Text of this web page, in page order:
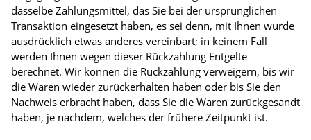
dasselbe Zahlungsmittel, das Sie bei der ursprünglichen
Transaktion eingesetzt haben, es sei denn, mit Ihnen wurde
ausdrücklich etwas anderes vereinbart; in keinem Fall
werden Ihnen wegen dieser Rückzahlung Entgelte
berechnet. Wir können die Rückzahlung verweigern, bis wir
die Waren wieder zurückerhalten haben oder bis Sie den
Nachweis erbracht haben, dass Sie die Waren zurückgesandt
haben, je nachdem, welches der frühere Zeitpunkt ist.